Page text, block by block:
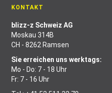
KONTAKT
blizz-z Schweiz AG
Moskau 314B
CH - 8262 Ramsen
Sie erreichen uns werktags:
Mo - Do: 7 - 18 Uhr
Fr: 7 - 16 Uhr